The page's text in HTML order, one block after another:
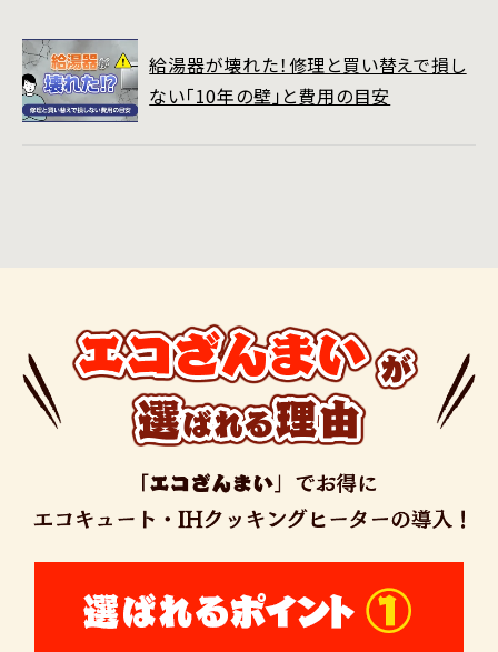
給湯器が壊れた！修理と買い替えで損し
ない「10年の壁」と費用の目安